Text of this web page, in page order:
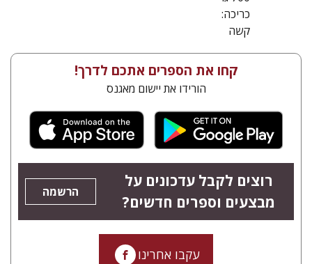
כריכה:
קשה
קחו את הספרים אתכם לדרך!
הורידו את יישום מאגנס
רוצים לקבל עדכונים על
מבצעים וספרים חדשים?
הרשמה
עקבו אחרינו